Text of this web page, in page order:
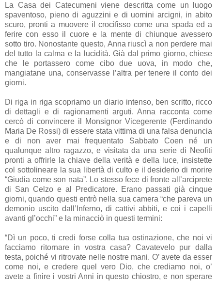
La Casa dei Catecumeni viene descritta come un luogo
spaventoso, pieno di aguzzini e di uomini arcigni, in abito
scuro, pronti a muovere il crocifisso come una spada ed a
ferire con esso il cuore e la mente di chiunque avessero
sotto tiro. Nonostante questo, Anna riuscì a non perdere mai
del tutto la calma e la lucidità. Già dal primo giorno, chiese
che le portassero come cibo due uova, in modo che,
mangiatane una, conservasse l’altra per tenere il conto dei
giorni.
Di riga in riga scopriamo un diario intenso, ben scritto, ricco
di dettagli e di ragionamenti arguti. Anna racconta come
cercò di convincere il Monsignor Vicegerente (Ferdinando
Maria De Rossi) di essere stata vittima di una falsa denuncia
e di non aver mai frequentato Sabbato Coen né un
qualunque altro ragazzo, e visitata da una serie di Neofiti
pronti a offrirle la chiave della verità e della luce, insistette
col sottolineare la sua libertà di culto e il desiderio di morire
“Giudia come son nata”. Lo stesso fece di fronte all’arciprete
di San Celzo e al Predicatore. Erano passati già cinque
giorni, quando questi entrò nella sua camera “che pareva un
demonio uscito dall’Inferno, di cattivi abbiti, e coi i capelli
avanti gl’occhi” e la minacciò in questi termini:
“Dì un poco, ti credi forse colla tua ostinazione, che noi vi
facciamo ritornare in vostra casa? Cavatevelo pur dalla
testa, poiché vi ritrovate nelle nostre mani. O’ avete da esser
come noi, e credere quel vero Dio, che crediamo noi, o’
avete a finire i vostri Anni in questo chiostro, e non sperare